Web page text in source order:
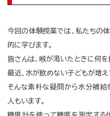
今回の体験授業では、私たちの
的に学びます。
皆さんは、喉が渇いたときに何
最近、水が飲めない子どもが増
そんな素朴な疑問から水分補給
人もいます。